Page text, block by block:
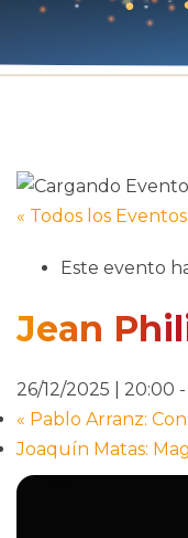
« Todos los Eventos
Este evento
Jean
26/12/2025 | 20:00 -
« Pablo Arranz:
Joaquín Matas: